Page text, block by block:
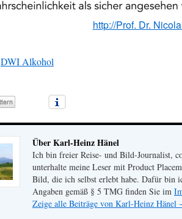
http://Prof. Dr.
DWI Alkohol
Über Karl-Heinz Hänel
Ich bin freier Reise- und Bild-Journalist,
unterhalte meine Leser mit Product
Bild, die ich selbst erlebt habe. Dafür
Angaben gemäß § 5 TMG finden Sie im
Zeige alle Beiträge von Karl-Heinz Hänel